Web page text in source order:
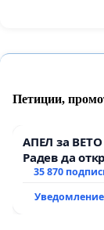
Петиции,
АПЕЛ за
Радев да
тъмното
35 870